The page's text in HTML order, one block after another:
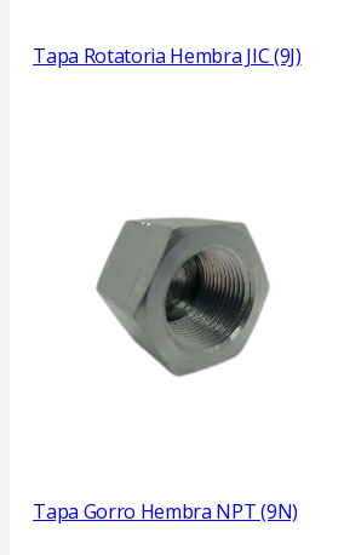
Tapa Rotatoria Hembra JIC (9J)
Tapa Gorro Hembra NPT (9N)